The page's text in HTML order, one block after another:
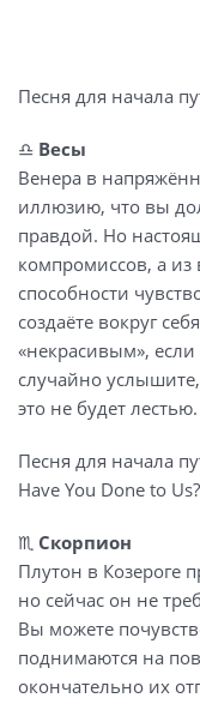
Песня для начала
♎️ Весы
Венера в
иллюзию, что вы
правдой. Но
компромиссов, а
способности
создаёте вокруг
«некрасивым»,
случайно
это не будет лестью.
Песня для начала
Have You Done to
♏️ Скорпион
Плутон в Козероге
но сейчас он не
Вы можете
поднимаются на
окончательно их